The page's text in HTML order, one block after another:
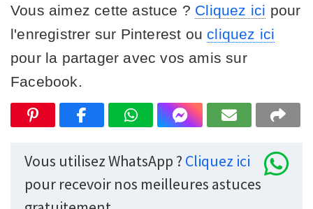
Vous aimez cette astuce ? Cliquez ici pour
l'enregistrer sur Pinterest ou cliquez ici
pour la partager avec vos amis sur
Facebook.
Vous utilisez WhatsApp ? Cliquez ici
pour recevoir nos meilleures astuces